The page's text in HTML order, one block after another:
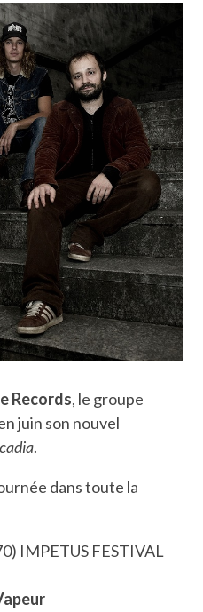
Records, le groupe
juin son nouvel
.
dans toute la
IMPETUS FESTIVAL